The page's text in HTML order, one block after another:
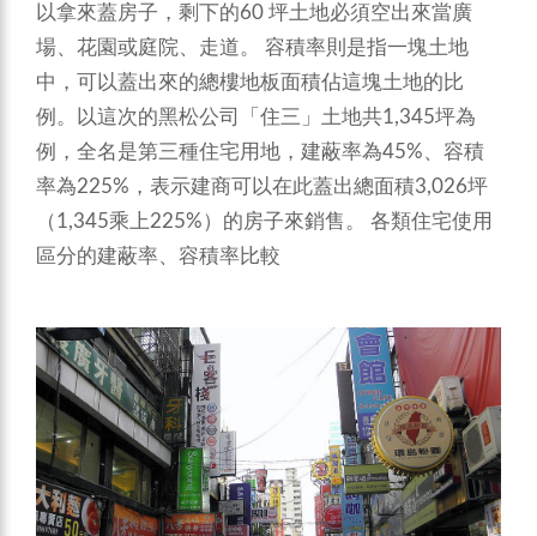
以拿來蓋房子，剩下的60 坪土地必須空出來當廣
場、花園或庭院、走道。 容積率則是指一塊土地
中，可以蓋出來的總樓地板面積佔這塊土地的比
例。以這次的黑松公司「住三」土地共1,345坪為
例，全名是第三種住宅用地，建蔽率為45%、容積
率為225%，表示建商可以在此蓋出總面積3,026坪
（1,345乘上225%）的房子來銷售。 各類住宅使用
區分的建蔽率、容積率比較